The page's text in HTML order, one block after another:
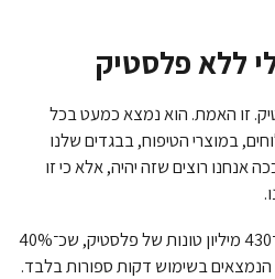
ללא פלסטיק
זו האמת. הוא נמצא כמעט בכל
במוצרי הטיפוח, בבגדים שלנו
אנחנו רוצים שזה יהיה, אלא כי זו
בכל שנה מיוצרים בעולם יותר מ־430 מיליון טונות של פלסטיק, שכ־40%
הנמצאים בשימוש דקות ספורות בלבד.